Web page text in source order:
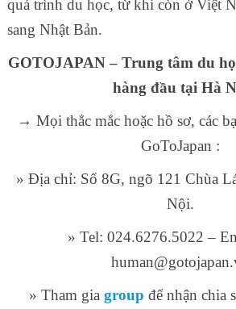
quá trình du học, từ khi còn ở Việt
sang Nhật Bản.
GOTOJAPAN – Trung tâm du
hàng đầu tại Hà
→ Mọi thắc mắc hoặc hồ sơ, các
GoToJapan :
» Địa chỉ: Số 8G, ngõ 121 Chùa
Nội.
» Tel: 024.6276.5022 –
» Tham gia group để nhận chia